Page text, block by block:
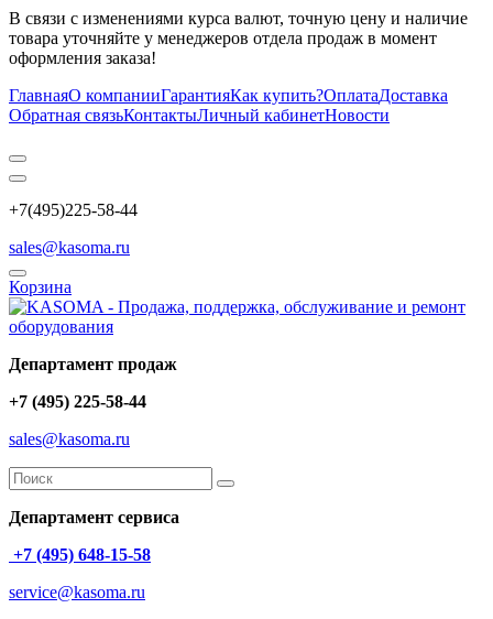
В связи с изменениями курса валют, точную цену и наличие
товара уточняйте у менеджеров отдела продаж в момент
оформления заказа!
ГлавнаяО компанииГарантияКак купить?ОплатаДоставка
Обратная связьКонтактыЛичный кабинетНовости
+7(495)225-58-44
sales@kasoma.ru
Корзина
Департамент продаж
+7 (495) 225-58-44
sales@kasoma.ru
Департамент сервиса
+7 (495) 648-15-58
service@kasoma.ru